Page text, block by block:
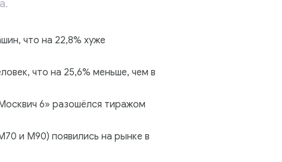
что на 22,8% хуже
что на 25,6% меньше, чем в
6» разошёлся тиражом
и М90) появились на рынке в